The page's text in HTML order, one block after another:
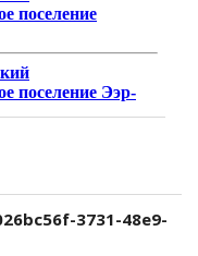
3731-48e9-